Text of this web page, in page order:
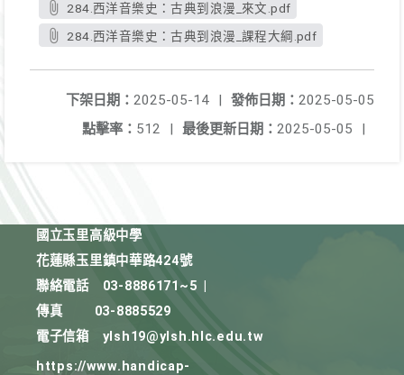
284.西洋音樂史：古典到浪漫_來文.pdf
284.西洋音樂史：古典到浪漫_課程大綱.pdf
發佈日期： 2025-05-05
下架日期： 2025-05-14
|
最後更新日期： 2025-05-05 |
點擊率： 512 |
國立玉里高級中學
花蓮縣玉里鎮中華路424號
聯絡電話
03-8886171~5
傳真
03-8885529
電子信箱
ylsh19@ylsh.hlc.edu.tw
https://www.handicap-